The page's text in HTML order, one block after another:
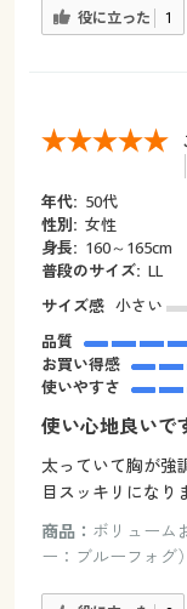
役に立った 1
年代: 50代
性別: 女性
身長: 160～165cm
普段のサイズ: LL
サイズ感 小さい
品質
お買い得感
使いやすさ
使い心地良いで
太っていて胸が強
目スッキリになり
商品： ボリューム
ー：ブルーフォグ）